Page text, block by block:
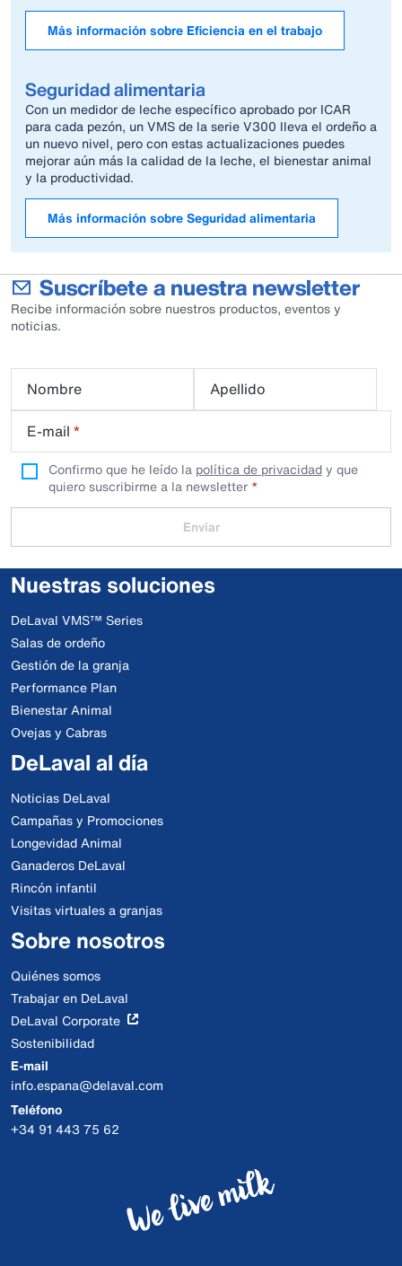
Más información sobre Eficiencia en el trabajo
Seguridad alimentaria
Con un medidor de leche específico aprobado por ICAR
para cada pezón, un VMS de la serie V300 lleva el ordeño a
un nuevo nivel, pero con estas actualizaciones puedes
mejorar aún más la calidad de la leche, el bienestar animal
y la productividad.
Más información sobre Seguridad alimentaria
Suscríbete a nuestra newsletter
Recibe información sobre nuestros productos, eventos y
noticias.
Nombre
Apellido
E-mail *
Confirmo que he leído la política de privacidady que
quiero suscribirme a la newsletter
Enviar
Nuestras soluciones
DeLaval VMS™ Series
Salas de ordeño
Gestión de la granja
Performance Plan
Bienestar Animal
Ovejas y Cabras
DeLaval al día
Noticias DeLaval
Campañas y Promociones
Longevidad Animal
Ganaderos DeLaval
Rincón infantil
Visitas virtuales a granjas
Sobre nosotros
Quiénes somos
Trabajar en DeLaval
DeLaval Corporate
Sostenibilidad
E-mail
info.espana@delaval.com
Teléfono
+34 91 443 75 62